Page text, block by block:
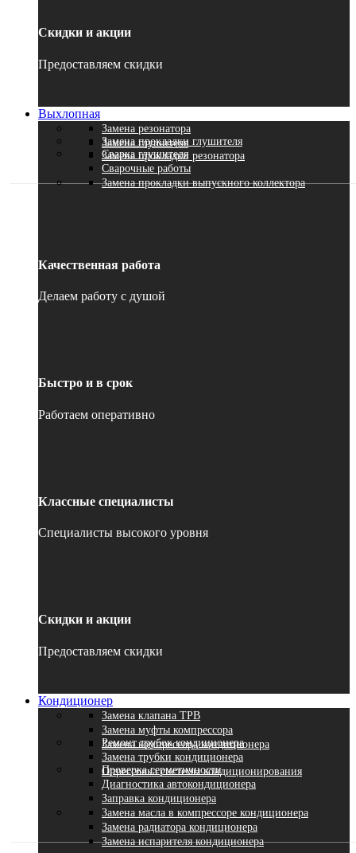
Скидки и акции
Предоставляем скидки
Выхлопная
Замена резонатора
Замена глушителя
Замена прокладки глушителя
Замена прокладки резонатора
Сварка глушителя
Сварочные работы
Замена прокладки выпускного коллектора
Качественная работа
Делаем работу с душой
Быстро и в срок
Работаем оперативно
Классные специалисты
Специалисты высокого уровня
Скидки и акции
Предоставляем скидки
Кондиционер
Замена клапана ТРВ
Замена муфты компрессора
Замена компрессора кондиционера
Ремонт трубок кондиционера
Замена трубки кондиционера
Опрессовка системы кондиционирования
Проверка герметичности
Диагностика автокондиционера
Заправка кондиционера
Замена масла в компрессоре кондиционера
Замена радиатора кондиционера
Замена испарителя кондиционера